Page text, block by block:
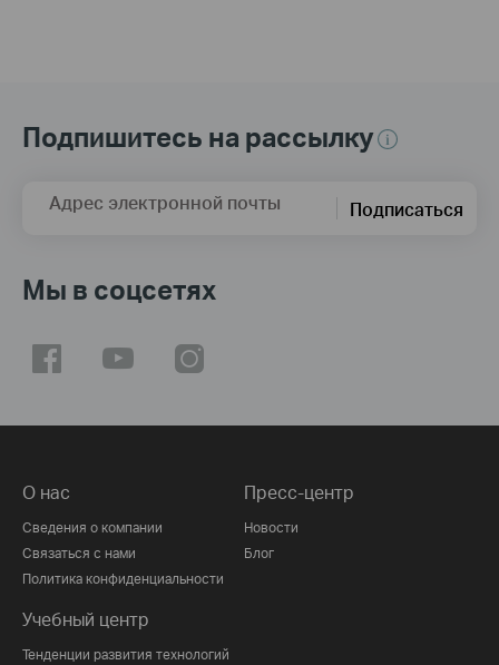
Подпишитесь на рассылку
Адрес электронной почты Подписаться
Мы в соцсетях
О нас
Сведения о компании
Связаться с нами
Политика конфиденциальности
Пресс-центр
Новости
Блог
Учебный центр
Тенденции развития технологий